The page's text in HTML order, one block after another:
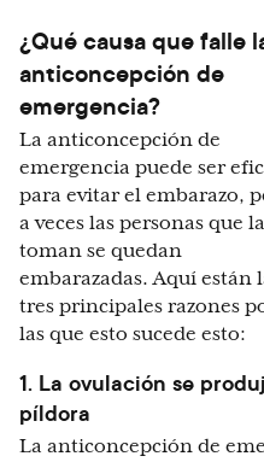
¿Qué causa que falle
anticoncepción de
emergencia?
La anticoncepción de
emergencia puede ser
para evitar el embarazo,
a veces las personas que la
toman se quedan
embarazadas. Aquí están
tres principales razones
las que esto sucede esto:
1. La ovulación se
píldora
La anticoncepción de